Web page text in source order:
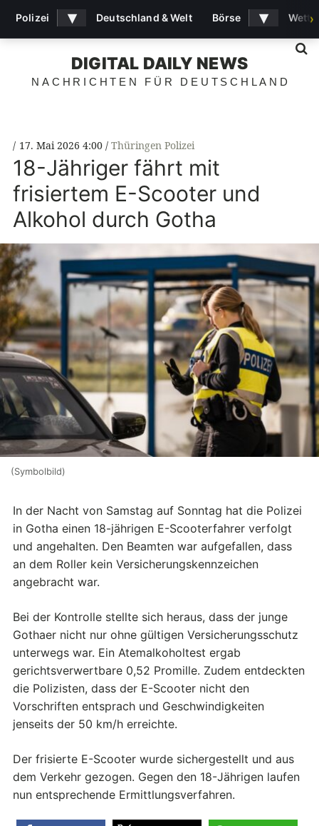
DIGITAL DAILY NEWS
NACHRICHTEN FÜR DEUTSCHLAND
17. Mai 2026 4:00 Thüringen Polizei
18-Jähriger fährt mit
frisiertem E-Scooter und
Alkohol durch Gotha
(Symbolbild)
In der Nacht von Samstag auf Sonntag hat die Polizei
in Gotha einen 18-jährigen E-Scooterfahrer verfolgt
und angehalten. Den Beamten war aufgefallen, dass
an dem Roller kein Versicherungskennzeichen
angebracht war.
Bei der Kontrolle stellte sich heraus, dass der junge
Gothaer nicht nur ohne gültigen Versicherungsschutz
unterwegs war. Ein Atemalkoholtest ergab
gerichtsverwertbare 0,52 Promille. Zudem entdeckten
die Polizisten, dass der E-Scooter nicht den
Vorschriften entsprach und Geschwindigkeiten
jenseits der 50 km/h erreichte.
Der frisierte E-Scooter wurde sichergestellt und aus
dem Verkehr gezogen. Gegen den 18-Jährigen laufen
nun entsprechende Ermittlungsverfahren.
Polizei ▾ Deutschland & Welt Börse ▾ ›